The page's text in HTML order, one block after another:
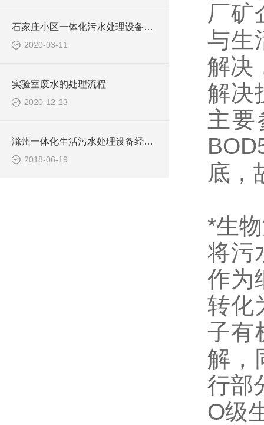
石家庄小区一体化污水处理设备技术参数
2020-03-11
实验室废水的处理流程
2020-12-23
滁州一体化生活污水处理设备经销商
2018-06-19
厂矿
与生
解决
解决
主
底，
*生
将污
作为
转化
子有
解，
行部
O级